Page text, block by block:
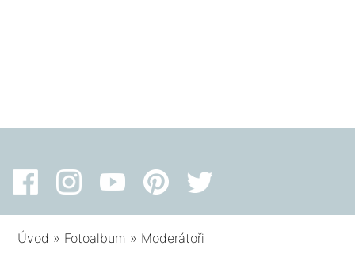
Úvod » Fotoalbum » Moderátoři